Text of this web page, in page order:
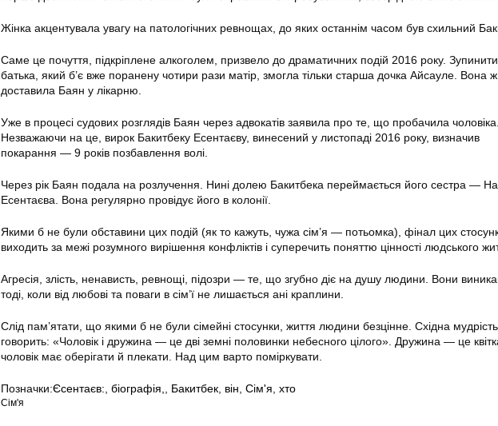
Жінка акцентувала увагу на патологічних ревнощах, до яких останнім часом був схильний
Саме це почуття, підкріплене алкоголем, призвело до драматичних подій 2016 року. Зупинити
батька, який б’є вже поранену чотири рази матір, змогла тільки старша дочка Айсауле. Вона ж
доставила Баян у лікарню.
Уже в процесі судових розглядів Баян через адвокатів заявила про те, що пробачила чоловіка.
Незважаючи на це, вирок Бакитбеку Есентаєву, винесений у листопаді 2016 року, визначив
покарання — 9 років позбавлення волі.
Через рік Баян подала на розлучення. Нині долею Бакитбека переймається його сестра —
Есентаєва. Вона регулярно провідує його в колонії.
Якими б не були обставини цих подій (як то кажуть, чужа сім’я — потьомка), фінал цих
виходить за межі розумного вирішення конфліктів і суперечить поняттю цінності людського
Агресія, злість, ненависть, ревнощі, підозри — те, що згубно діє на душу людини. Вони
тоді, коли від любові та поваги в сім’ї не лишається ані краплини.
Слід пам’ятати, що якими б не були сімейні стосунки, життя людини безцінне. Східна мудрість
говорить: «Чоловік і дружина — це дві земні половинки небесного цілого». Дружина — це
чоловік має оберігати й плекати. Над цим варто поміркувати.
Позначки:Єсентаєв:, біографія,, Бакитбек, він, Сім'я, хто
Сім'я